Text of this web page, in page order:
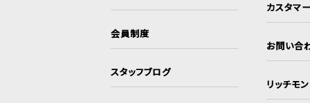
会員制度
スタッフブログ
カスタマ
お問い合
リッチモ